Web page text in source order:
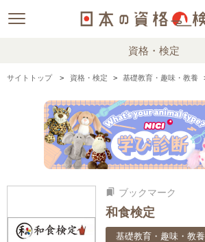
資格・検定
サイトトップ 資格・検定 基礎教育・趣味・教養
bookmarks ブックマーク
和食検定
基礎教育・趣味・教養